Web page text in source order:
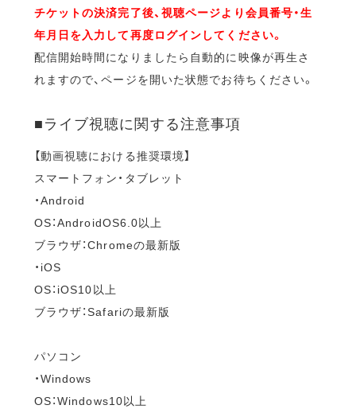
チケットの決済完了後、視聴ページより会員番号・生
年月日を入力して再度ログインしてください。
配信開始時間になりましたら自動的に映像が再生さ
れますので、ページを開いた状態でお待ちください。
■ライブ視聴に関する注意事項
【動画視聴における推奨環境】
スマートフォン・タブレット
・Android
OS：AndroidOS6.0以上
ブラウザ：Chromeの最新版
・iOS
OS：iOS10以上
ブラウザ：Safariの最新版
パソコン
・Windows
OS：Windows10以上